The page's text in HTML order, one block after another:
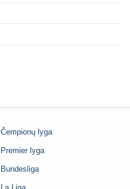
Čempionų lyga
Premier lyga
Bundesliga